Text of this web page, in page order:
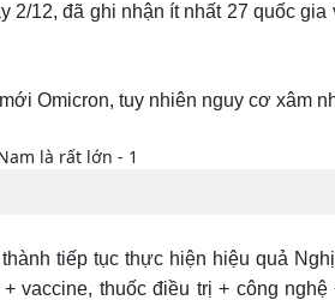
12, đã ghi nhận ít nhất 27 quốc
Omicron, tuy nhiên nguy cơ xâm
tiếp tục thực hiện hiệu quả
vaccine, thuốc điều trị + công